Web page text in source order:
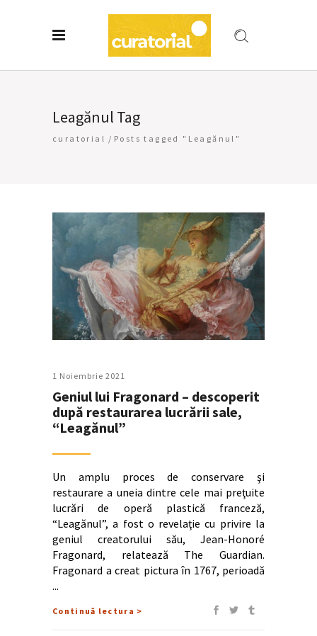
Leagănul Tag
curatorial / Posts tagged "Leagănul"
1 Noiembrie 2021
Geniul lui Fragonard – descoperit
după restaurarea lucrării sale,
“Leagănul”
Un amplu proces de conservare şi
restaurare a uneia dintre cele mai preţuite
lucrări de operă plastică franceză,
“Leagănul”, a fost o revelaţie cu privire la
geniul creatorului său, Jean-Honoré
Fragonard, relatează The Guardian.
Fragonard a creat pictura în 1767, perioadă
Continuă lectura >